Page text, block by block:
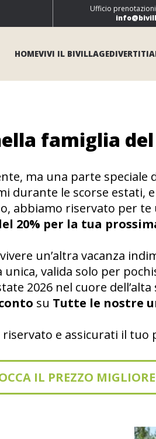
Ufficio
HOMEVIVI IL BIVILLAGEDIVERTITI
famiglia
ma una parte
durante le scorse estati,
abbiamo riservato per
20% per la tua
un’altra vacanza
valida solo per
2026 nel cuore
su Tutte le nostre
riservato e assicurati il
IL PREZZO MIGLIORE